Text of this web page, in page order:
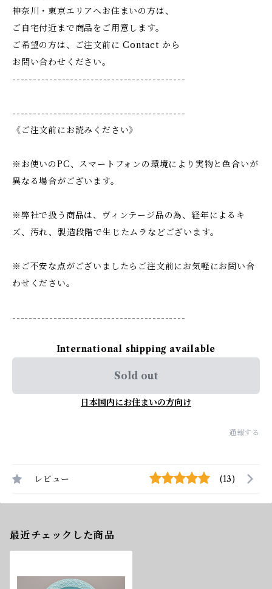
神奈川・東京エリアへお住まいの方は、
ご自宅付近まで商品をご用意します。
ご希望の方は、ご注文前に Contact から
お問い合わせください。
------------------------------------------
------------------------------------------
《ご注文前にお読みください》
※お使いのPC、スマートフォンの環境により実物と色合いが
異なる場合がございます。
※弊社で扱う商品は、ヴィンテージ品の為、経年によるキ
ズ、汚れ、製造段階で生じたムラなどございます。
※ご不安な点がございましたらご注文前にお気軽にお問い合
わせください。
------------------------------------------
International shipping available
Sold out
日本国内にお住まいの方向け
通報する
レビュー (13)
最近チェックした商品